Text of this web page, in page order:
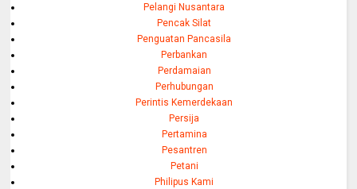
Pelangi Nusantara
Pencak Silat
Penguatan Pancasila
Perbankan
Perdamaian
Perhubungan
Perintis Kemerdekaan
Persija
Pertamina
Pesantren
Petani
Philipus Kami